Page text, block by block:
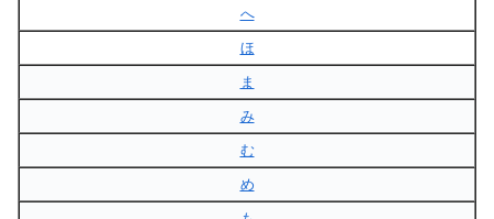
へ
ほ
ま
み
む
め